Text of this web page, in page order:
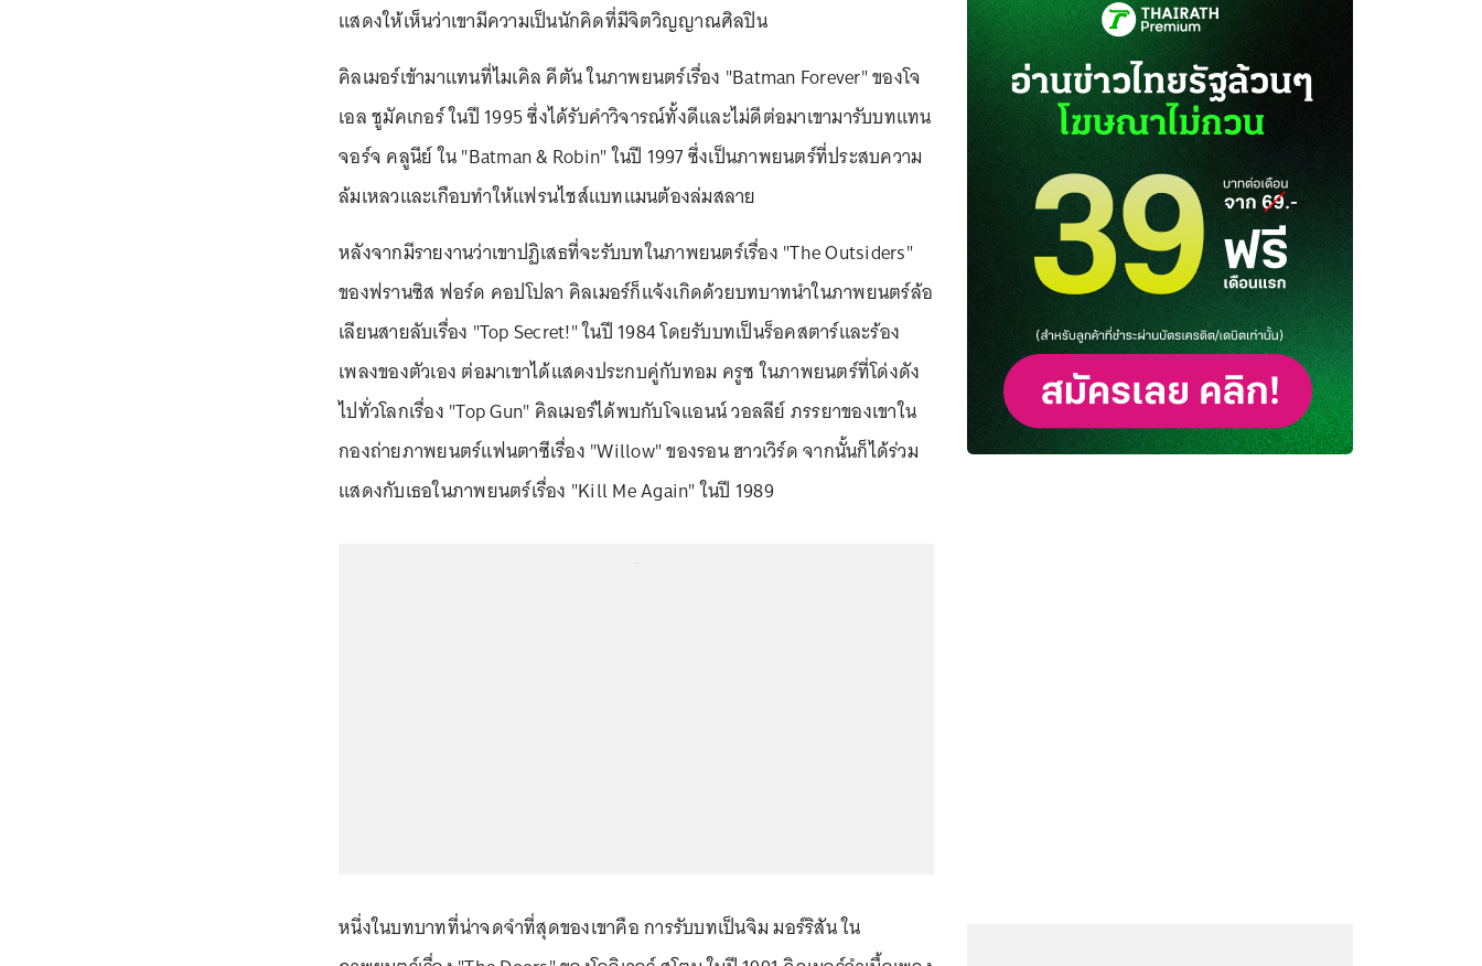
แสดงให้เห็นว่าเขามีความเป็นนักคิดที่มีจิตวิญญาณศิลปิน
คิลเมอร์เข้ามาแทนที่ไมเคิล คีตัน ในภาพยนตร์เรื่อง "Batman Forever" ของโจ
เอล ชูมัคเกอร์ ในปี 1995 ซึ่งได้รับคำวิจารณ์ทั้งดีและไม่ดีต่อมาเขามารับบทแทน
จอร์จ คลูนีย์ ใน "Batman & Robin" ในปี 1997 ซึ่งเป็นภาพยนตร์ที่ประสบความ
ล้มเหลวและเกือบทำให้แฟรนไชส์แบทแมนต้องล่มสลาย
หลังจากมีรายงานว่าเขาปฏิเสธที่จะรับบทในภาพยนตร์เรื่อง "The Outsiders"
ของฟรานซิส ฟอร์ด คอปโปลา คิลเมอร์ก็แจ้งเกิดด้วยบทบาทนำในภาพยนตร์ล้อ
เลียนสายลับเรื่อง "Top Secret!" ในปี 1984 โดยรับบทเป็นร็อคสตาร์และร้อง
เพลงของตัวเอง ต่อมาเขาได้แสดงประกบคู่กับทอม ครูซ ในภาพยนตร์ที่โด่งดัง
ไปทั่วโลกเรื่อง "Top Gun" คิลเมอร์ได้พบกับโจแอนน์ วอลลีย์ ภรรยาของเขาใน
กองถ่ายภาพยนตร์แฟนตาซีเรื่อง "Willow" ของรอน ฮาวเวิร์ด จากนั้นก็ได้ร่วม
แสดงกับเธอในภาพยนตร์เรื่อง "Kill Me Again" ในปี 1989
หนึ่งในบทบาทที่น่าจดจำที่สุดของเขาคือ การรับบทเป็นจิม มอร์ริสัน ใน